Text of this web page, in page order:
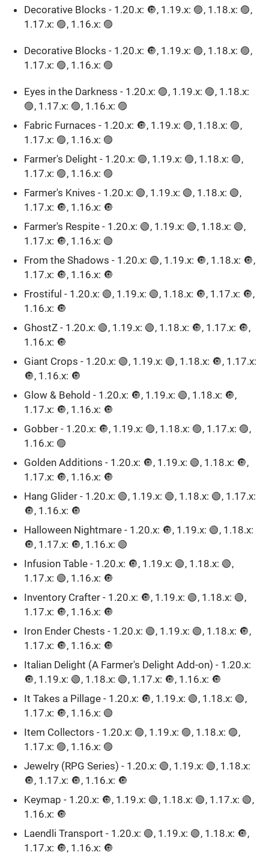
Decorative Blocks - 1.20.x: 🔘, 1.19.x: 🟣, 1.18.x: 🟣,
1.17.x: 🟣, 1.16.x: 🟣
Decorative Blocks - 1.20.x: 🔘, 1.19.x: 🟣, 1.18.x: 🟣,
1.17.x: 🟣, 1.16.x: 🟣
Eyes in the Darkness - 1.20.x: 🟣, 1.19.x: 🟣, 1.18.x:
🟣, 1.17.x: 🟣, 1.16.x: 🟣
Fabric Furnaces - 1.20.x: 🔘, 1.19.x: 🟣, 1.18.x: 🟣,
1.17.x: 🟣, 1.16.x: 🟣
Farmer's Delight - 1.20.x: 🟣, 1.19.x: 🟣, 1.18.x: 🟣,
1.17.x: 🟣, 1.16.x: 🟣
Farmer's Knives - 1.20.x: 🟢, 1.19.x: 🟢, 1.18.x: 🟢,
1.17.x: 🔘, 1.16.x: 🔘
Farmer's Respite - 1.20.x: 🟢, 1.19.x: 🟢, 1.18.x: 🟢,
1.17.x: 🔘, 1.16.x: 🟢
From the Shadows - 1.20.x: 🟢, 1.19.x: 🔘, 1.18.x: 🔘,
1.17.x: 🔘, 1.16.x: 🔘
Frostiful - 1.20.x: 🟢, 1.19.x: 🟢, 1.18.x: 🔘, 1.17.x: 🔘,
1.16.x: 🔘
GhostZ - 1.20.x: 🟢, 1.19.x: 🟢, 1.18.x: 🔘, 1.17.x: 🔘,
1.16.x: 🔘
Giant Crops - 1.20.x: 🟢, 1.19.x: 🟢, 1.18.x: 🔘, 1.17.x:
🔘, 1.16.x: 🔘
Glow & Behold - 1.20.x: 🔘, 1.19.x: 🟢, 1.18.x: 🔘,
1.17.x: 🔘, 1.16.x: 🔘
Gobber - 1.20.x: 🔘, 1.19.x: 🟣, 1.18.x: 🟣, 1.17.x: 🟣,
1.16.x: 🟣
Golden Additions - 1.20.x: 🔘, 1.19.x: 🟢, 1.18.x: 🔘,
1.17.x: 🔘, 1.16.x: 🔘
Hang Glider - 1.20.x: 🟢, 1.19.x: 🟢, 1.18.x: 🟢, 1.17.x:
🔘, 1.16.x: 🔘
Halloween Nightmare - 1.20.x: 🔘, 1.19.x: 🟢, 1.18.x:
🔘, 1.17.x: 🔘, 1.16.x: 🟢
Infusion Table - 1.20.x: 🔘, 1.19.x: 🟢, 1.18.x: 🟢,
1.17.x: 🟢, 1.16.x: 🔘
Inventory Crafter - 1.20.x: 🔘, 1.19.x: 🟢, 1.18.x: 🟢,
1.17.x: 🔘, 1.16.x: 🔘
Iron Ender Chests - 1.20.x: 🟢, 1.19.x: 🟢, 1.18.x: 🔘,
1.17.x: 🔘, 1.16.x: 🔘
Italian Delight (A Farmer's Delight Add-on) - 1.20.x:
🔘, 1.19.x: 🟢, 1.18.x: 🟢, 1.17.x: 🔘, 1.16.x: 🔘
It Takes a Pillage - 1.20.x: 🔘, 1.19.x: 🟢, 1.18.x: 🟢,
1.17.x: 🔘, 1.16.x: 🟢
Item Collectors - 1.20.x: 🟣, 1.19.x: 🟣, 1.18.x: 🟣,
1.17.x: 🟣, 1.16.x: 🟣
Jewelry (RPG Series) - 1.20.x: 🟢, 1.19.x: 🟢, 1.18.x:
🔘, 1.17.x: 🔘, 1.16.x: 🔘
Keymap - 1.20.x: 🔘, 1.19.x: 🟢, 1.18.x: 🟢, 1.17.x: 🟢,
1.16.x: 🔘
Laendli Transport - 1.20.x: 🟢, 1.19.x: 🟢, 1.18.x: 🔘,
1.17.x: 🔘, 1.16.x: 🔘